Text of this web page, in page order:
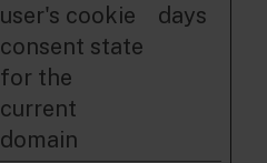
user's cookie
consent state
for the
current
domain
days